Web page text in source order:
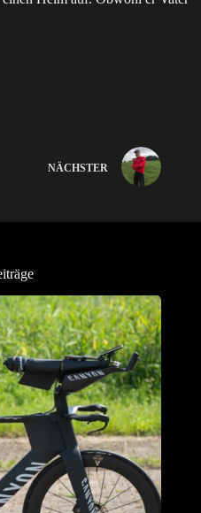
NÄCHSTER